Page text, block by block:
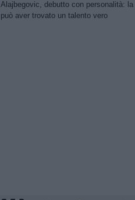
Alajbegovic, debutto con personalità:
può aver trovato un talento vero